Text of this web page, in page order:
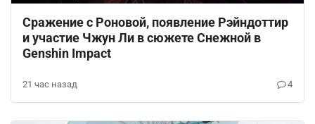
Сражение с Роновой, появление Рэйндоттир
и участие Чжун Ли в сюжете Снежной в
Genshin Impact
21 час назад 4